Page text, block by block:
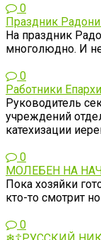
0
Праздник
На праздник
многолюдно. И
0
Работники
Руководитель
учреждений
катехизации
0
МОЛЕБЕН НА
Пока хозяйки
кто-то смотрит
0